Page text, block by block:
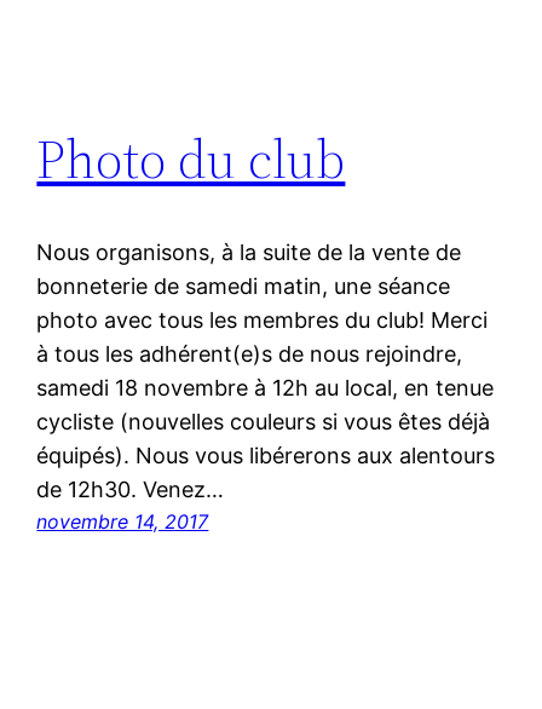
Photo du club
Nous organisons, à la suite de la vente de
bonneterie de samedi matin, une séance
photo avec tous les membres du club! Merci
à tous les adhérent(e)s de nous rejoindre,
samedi 18 novembre à 12h au local, en tenue
cycliste (nouvelles couleurs si vous êtes déjà
équipés). Nous vous libérerons aux alentours
de 12h30. Venez…
novembre 14, 2017